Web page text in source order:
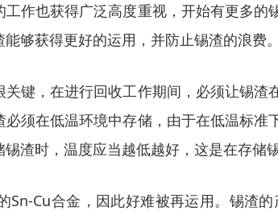
作也获得广泛高度重视，开始有更多
够获得更好的运用，并防止锡渣的浪费。
键，在进行回收工作期间，必须让锡
须在低温环境中存储，由于在低温标
渣时，温度应当越低越好，这是在存储
Sn-Cu合金，因此好难被再运用。锡渣